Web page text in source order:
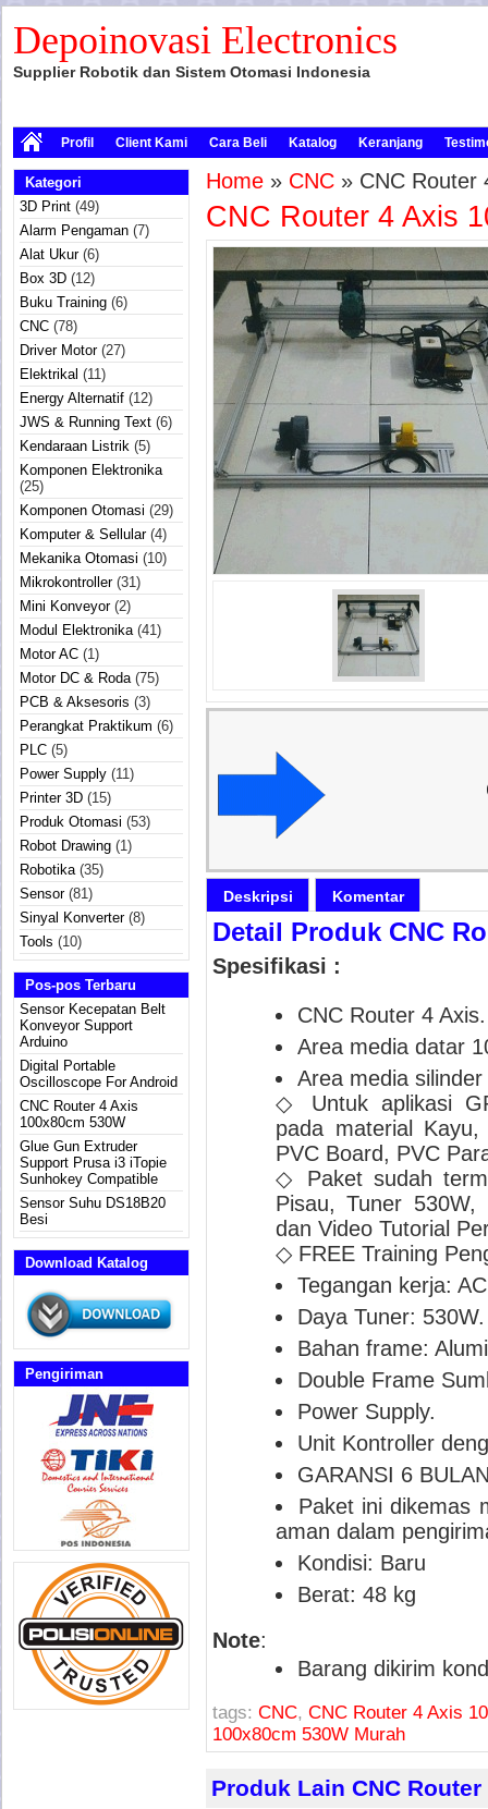
Depoinovasi Electronics
Supplier Robotik dan Sistem Otomasi Indonesia
Profil Client Kami Cara Beli Katalog Keranjang
Kategori
3D Print (49)
Alarm Pengaman (7)
Alat Ukur(6)
Box 3D (12)
Buku Training (6)
CNC (78)
Driver Motor(27)
Elektrikal (11)
Energy Alternatif (12)
JWS & Running Text (6)
Kendaraan Listrik (5)
Komponen Elektronika
(25)
Komponen Otomasi (29)
Komputer & Sellular(4)
Mekanika Otomasi (10)
Mikrokontroller(31)
Mini Konveyor(2)
Modul Elektronika(41)
Motor AC (1)
Motor DC & Roda(75)
PCB & Aksesoris (3)
Perangkat Praktikum (6)
PLC (5)
Power Supply (11)
Printer 3D (15)
Produk Otomasi (53)
Robot Drawing (1)
Robotika(35)
Sensor(81)
Sinyal Konverter(8)
Tools (10)
Pos-pos Terbaru
Sensor Kecepatan Belt
Konveyor Support
Arduino
Digital Portable
Oscilloscope For Android
CNC Router 4 Axis
100x80cm 530W
Glue Gun Extruder
Support Prusa i3 iTopie
Sunhokey Compatible
Sensor Suhu DS18B20
Besi
Download Katalog
Pengiriman
Home » CNC » CNC Router
CNC Router 4 Axis
Deskripsi Komentar
Detail Produk CNC
Spesifikasi :
CNC Router 4 Axis.
Area media datar
Area media silinder
◇ Untuk aplikasi
pada material
PVC Board, PVC
◇ Paket sudah
Pisau, Tuner 530W,
dan Video Tutorial
◇ FREE Training
Tegangan kerja:
Daya Tuner: 530W.
Bahan frame:
Double Frame
Power Supply.
Unit Kontroller
GARANSI 6
Paket ini dikemas
aman dalam
Kondisi: Baru
Berat: 48 kg
Note:
Barang dikirim
tags: CNC, CNC Router 4 Axis
100x80cm 530W Murah
Produk Lain CNC